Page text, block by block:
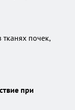
почек,
при